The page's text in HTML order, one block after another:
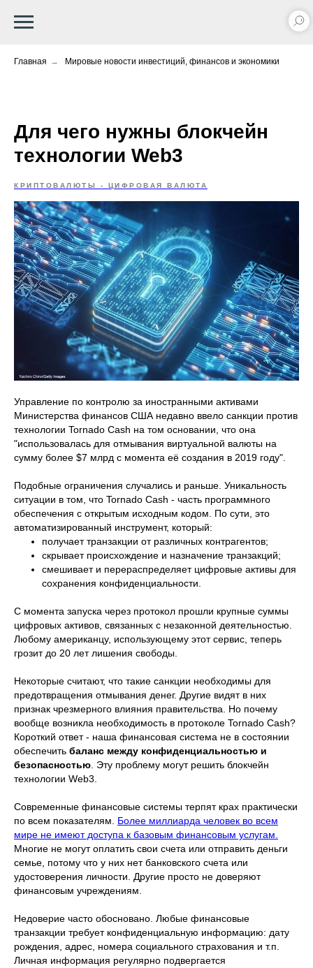
Главная → Мировые новости инвестиций, финансов и экономики
Для чего нужны блокчейн
технологии Web3
КРИПТОВАЛЮТЫ - ЦИФРОВАЯ ВАЛЮТА
Управление по контролю за иностранными активами
Министерства финансов США недавно ввело санкции против
технологии Tornado Cash на том основании, что она
"использовалась для отмывания виртуальной валюты на
сумму более $7 млрд с момента её создания в 2019 году".
Подобные ограничения случались и раньше. Уникальность
ситуации в том, что Tornado Cash - часть программного
обеспечения с открытым исходным кодом. По сути, это
автоматизированный инструмент, который:
получает транзакции от различных контрагентов;
скрывает происхождение и назначение транзакций;
смешивает и перераспределяет цифровые активы для
сохранения конфиденциальности.
С момента запуска через протокол прошли крупные суммы
цифровых активов, связанных с незаконной деятельностью.
Любому американцу, использующему этот сервис, теперь
грозит до 20 лет лишения свободы.
Некоторые считают, что такие санкции необходимы для
предотвращения отмывания денег. Другие видят в них
признак чрезмерного влияния правительства. Но почему
вообще возникла необходимость в протоколе Tornado Cash?
Короткий ответ - наша финансовая система не в состоянии
обеспечить баланс между конфиденциальностью и
безопасностью . Эту проблему могут решить блокчейн
технологии Web3.
Cовременные финансовые системы терпят крах практически
по всем показателям. Более миллиарда человек во всем
мире не имеют доступа к базовым финансовым услугам.
Многие не могут оплатить свои счета или отправить деньги
семье, потому что у них нет банковского счета или
удостоверения личности. Другие просто не доверяют
финансовым учреждениям.
Недоверие часто обосновано. Любые финансовые
транзакции требует конфиденциальную информацию: дату
рождения, адрес, номера социального страхования и т.п.
Личная информация регулярно подвергается